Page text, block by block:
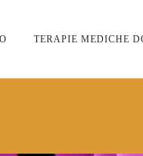
TERAPIE MEDICHE